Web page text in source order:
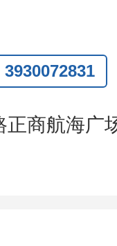
信联系)
正商航海广